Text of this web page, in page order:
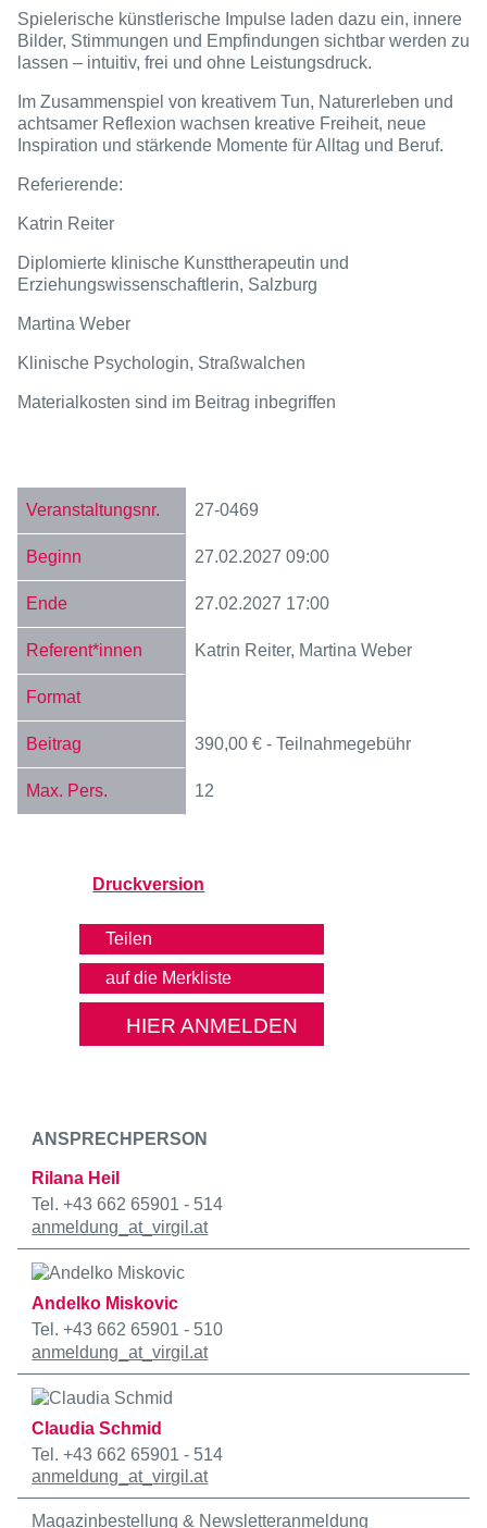
Spielerische künstlerische Impulse laden dazu ein, innere
Bilder, Stimmungen und Empfindungen sichtbar werden zu
lassen – intuitiv, frei und ohne Leistungsdruck.
Im Zusammenspiel von kreativem Tun, Naturerleben und
achtsamer Reflexion wachsen kreative Freiheit, neue
Inspiration und stärkende Momente für Alltag und Beruf.
Referierende:
Katrin Reiter
Diplomierte klinische Kunsttherapeutin und
Erziehungswissenschaftlerin, Salzburg
Martina Weber
Klinische Psychologin, Straßwalchen
Materialkosten sind im Beitrag inbegriffen
27-0469
27.02.2027 09:00
27.02.2027 17:00
Katrin Reiter, Martina Weber
390,00 € - Teilnahmegebühr
12
Druckversion
Teilen
HIER ANMELDEN
ANSPRECHPERSON
Rilana Heil
Tel. +43 662 65901 - 514
anmeldung _at_virgil.at
Andelko Miskovic
Tel. +43 662 65901 - 510
anmeldung _at_virgil.at
Claudia Schmid
Tel. +43 662 65901 - 514
anmeldung _at_virgil.at
Magazinbestellung & Newsletteranmeldung